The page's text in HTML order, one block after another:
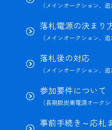
（メインオークション、
落札電源の決まり
（メインオークション、
落札後の対応
（メインオークション、
参加要件について
（長期脱炭素電源オークシ
事前手続き～応札